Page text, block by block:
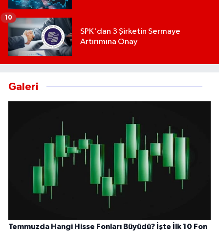
SPK'dan 3 Şirketin Sermaye
Artırımına Onay
10
Galeri
Temmuzda Hangi Hisse Fonları Büyüdü? İşte İlk 10 Fon